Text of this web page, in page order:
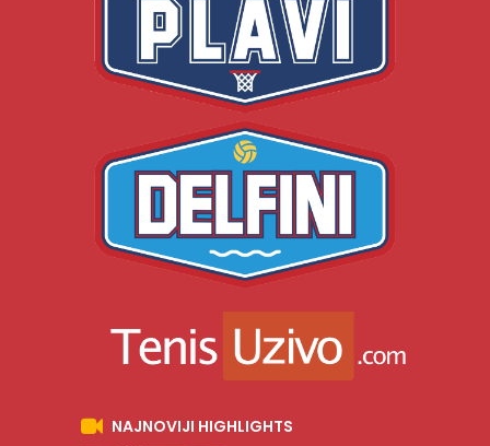
NAJNOVIJI HIGHLIGHTS